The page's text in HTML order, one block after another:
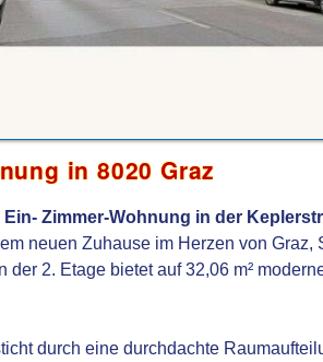
in 8020 Graz
Zimmer-Wohnung in der
neuen Zuhause im Herzen von
der 2. Etage bietet auf 32,06 m²
durch eine durchdachte